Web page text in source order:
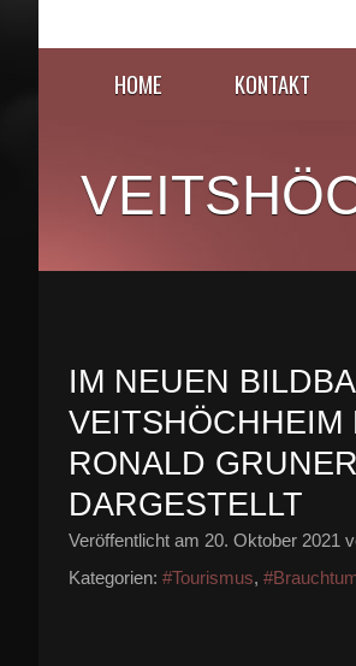
HOME KONTAKT
IM NEUEN
VEITSHÖCHHEIM
RONALD
DARGESTELLT
Veröffentlicht am 20. Oktober 2021
Kategorien: #Tourismus,